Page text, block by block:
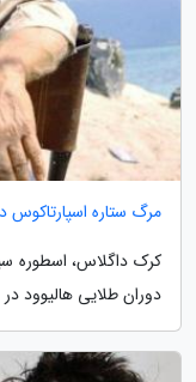
مرگ ستاره اسپارتاکوس در 103 سالگی ، مرور کارنامه کرک
کرک داگلاس، اسطوره
دوران طلایی هالیوود در 103 سالگی از دنیا رفت.